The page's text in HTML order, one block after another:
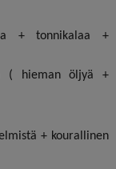
+ tonnikalaa +
( hieman öljyä +
+ kourallinen